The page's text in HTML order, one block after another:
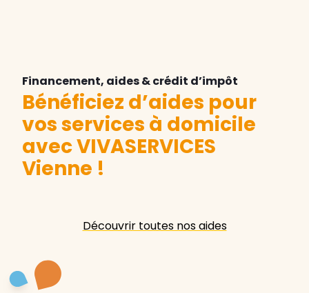
Financement, aides & crédit d’impôt
Bénéficiez d’aides pour
vos services à domicile
avec VIVASERVICES
Vienne !
Découvrir toutes nos aides